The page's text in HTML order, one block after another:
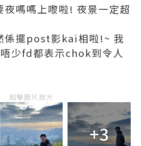
夜嗎嗎上嚟啦! 夜景一定超
係擺post影kai相啦!~ 我
少fd都表示chok到令人
點擊圖片放大
+3